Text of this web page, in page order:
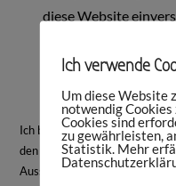
diese Website
Ich bin Daniela Frey,
den Bodensee, Geschichte,
Ausstellungen.Mehr über
Ich verwende
Um diese Website
notwendig Cookies
Cookies sind
zu gewährleisten,
Statistik. Mehr